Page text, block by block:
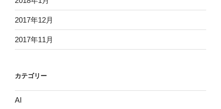
2017年12月
2017年11月
カテゴリー
AI